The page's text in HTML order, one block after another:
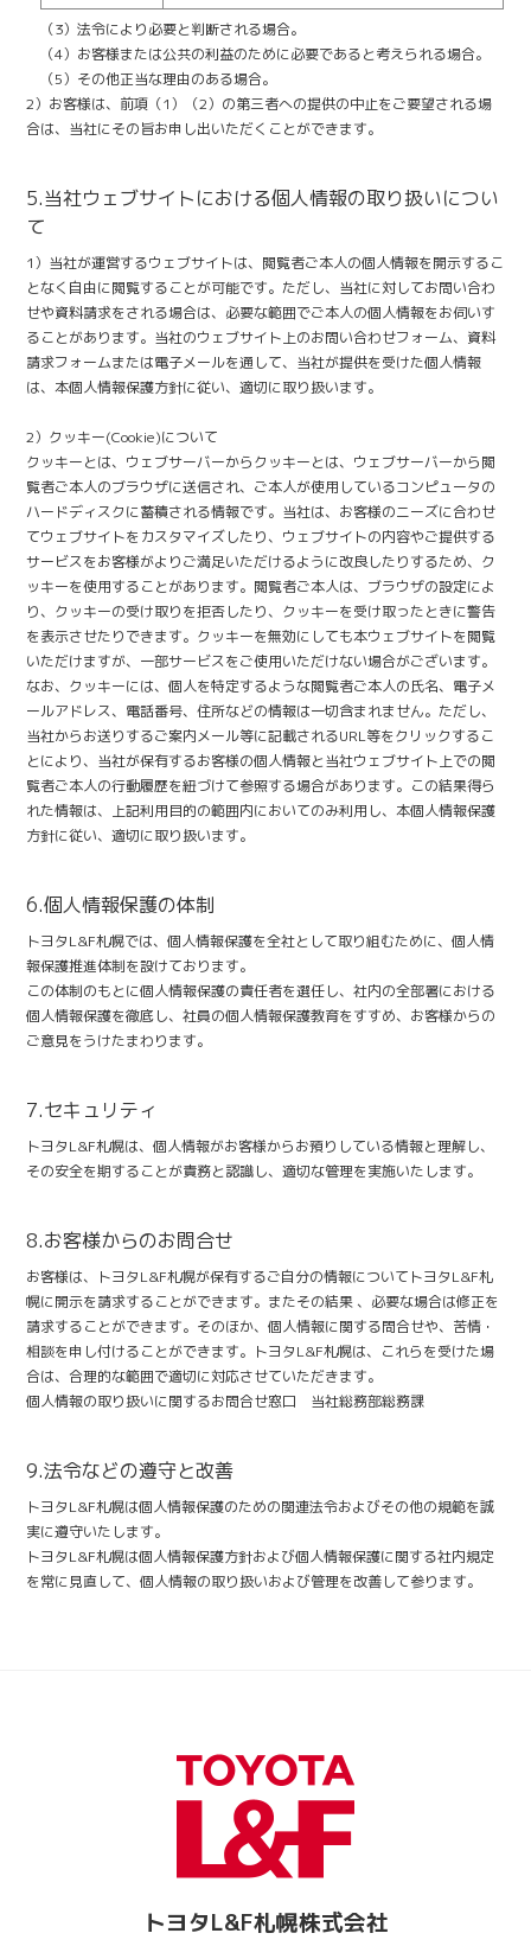
（3）法令により必要と判断される場合。
（4）お客様または公共の利益のために必要であると考えられる場合。
（5）その他正当な理由のある場合。
2）お客様は、前項（1）（2）の第三者への提供の中止をご要望される場
合は、当社にその旨お申し出いただくことができます。
5.当社ウェブサイトにおける個人情報の取り扱いについ
て
1）当社が運営するウェブサイトは、閲覧者ご本人の個人情報を開示するこ
となく自由に閲覧することが可能です。ただし、当社に対してお問い合わ
せや資料請求をされる場合は、必要な範囲でご本人の個人情報をお伺いす
ることがあります。当社のウェブサイト上のお問い合わせフォーム、資料
請求フォームまたは電子メールを通して、当社が提供を受けた個人情報
は、本個人情報保護方針に従い、適切に取り扱います。
2）クッキー(Cookie)について
クッキーとは、ウェブサーバーからクッキーとは、ウェブサーバーから閲
覧者ご本人のブラウザに送信され、ご本人が使用しているコンピュータの
ハードディスクに蓄積される情報です。当社は、お客様のニーズに合わせ
てウェブサイトをカスタマイズしたり、ウェブサイトの内容やご提供する
サービスをお客様がよりご満足いただけるように改良したりするため、ク
ッキーを使用することがあります。閲覧者ご本人は、ブラウザの設定によ
り、クッキーの受け取りを拒否したり、クッキーを受け取ったときに警告
を表示させたりできます。クッキーを無効にしても本ウェブサイトを閲覧
いただけますが、一部サービスをご使用いただけない場合がございます。
なお、クッキーには、個人を特定するような閲覧者ご本人の氏名、電子メ
ールアドレス、電話番号、住所などの情報は一切含まれません。ただし、
当社からお送りするご案内メール等に記載されるURL等をクリックするこ
とにより、当社が保有するお客様の個人情報と当社ウェブサイト上での閲
覧者ご本人の行動履歴を紐づけて参照する場合があります。この結果得ら
れた情報は、上記利用目的の範囲内においてのみ利用し、本個人情報保護
方針に従い、適切に取り扱います。
6.個人情報保護の体制
トヨタL&F札幌では、個人情報保護を全社として取り組むために、個人情
報保護推進体制を設けております。
この体制のもとに個人情報保護の責任者を選任し、社内の全部署における
個人情報保護を徹底し、社員の個人情報保護教育をすすめ、お客様からの
ご意見をうけたまわります。
7.セキュリティ
トヨタL&F札幌は、個人情報がお客様からお預りしている情報と理解し、
その安全を期することが責務と認識し、適切な管理を実施いたします。
8.お客様からのお問合せ
お客様は、トヨタL&F札幌が保有するご自分の情報についてトヨタL&F札
幌に開示を請求することができます。またその結果 、必要な場合は修正を
請求することができます。そのほか、個人情報に関する問合せや、苦情・
相談を申し付けることができます。トヨタL&F札幌は、これらを受けた場
合は、合理的な範囲で適切に対応させていただきます。
個人情報の取り扱いに関するお問合せ窓口 当社総務部総務課
9.法令などの遵守と改善
トヨタL&F札幌は個人情報保護のための関連法令およびその他の規範を誠
実に遵守いたします。
トヨタL&F札幌は個人情報保護方針および個人情報保護に関する社内規定
を常に見直して、個人情報の取り扱いおよび管理を改善して参ります。
トヨタL&F札幌株式会社